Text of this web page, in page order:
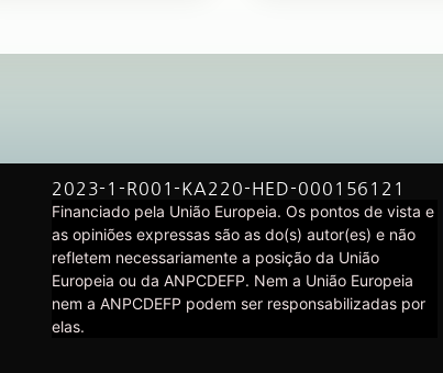
2023-1-R001-KA220-HED-000156121
Financiado pela União Europeia. Os pontos de vista e
as opiniões expressas são as do(s) autor(es) e não
refletem necessariamente a posição da União
Europeia ou da ANPCDEFP. Nem a União Europeia
nem a ANPCDEFP podem ser responsabilizadas por
elas.